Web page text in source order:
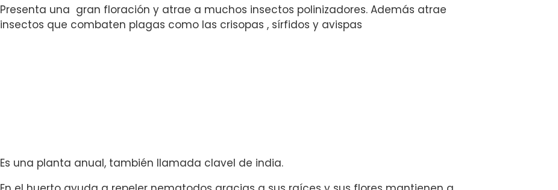
Presenta una gran floración y atrae a muchos insectos polinizadores. Además atrae
insectos que combaten plagas como las crisopas , sírfidos y avispas
Es una planta anual, también llamada clavel de india.